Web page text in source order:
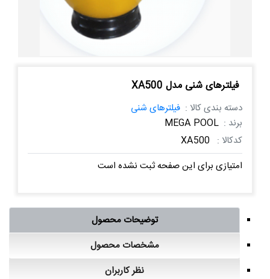
فیلترهای شنی مدل XA500
دسته بندی کالا : فیلترهای شنی
برند : MEGA POOL
کدکالا : XA500
امتیازی برای این صفحه ثبت نشده است
توضیحات محصول
مشخصات محصول
نظر کاربران